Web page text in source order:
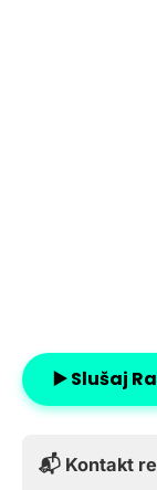
▶️ Slušaj
📬 Kontakt